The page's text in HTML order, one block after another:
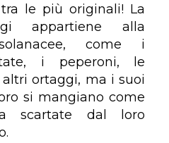
le più originali! La
appartiene alla
come i
i peperoni, le
ortaggi, ma i suoi
si mangiano come
scartate dal loro